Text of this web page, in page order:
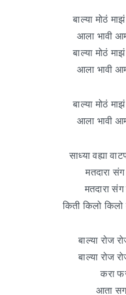
बाल्या मोठं
आला भावी
बाल्या मोठं
आला भावी
बाल्या मोठं
आला भावी
साध्या वह्या
मतदारा
मतदारा
किती किलो किलो
बाल्या रोज
बाल्या रोज
करा
आता